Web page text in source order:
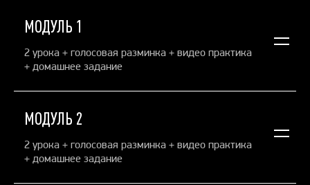
МОДУЛЬ 1
2 урока + голосовая разминка + видео практика
+ домашнее задание
Разогрев. Разберем основные ошибки подготовки к
выступлениям. Научимся самопрезентации и
поработаем над уверенностью в себе.
Урок №2. Страх публичных выступлений и как с ним
работать.
МОДУЛЬ 2
2 урока + голосовая разминка + видео практика
+ домашнее задание